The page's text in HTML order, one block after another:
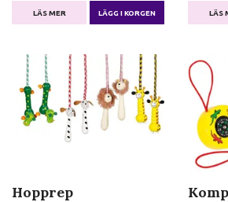
LÄS MER LÄGG I KORGEN LÄS
Hopprep